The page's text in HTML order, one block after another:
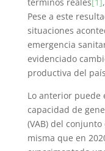
Pese a este
situaciones
emergencia
evidenciado
productiva del
Lo anterior puede
capacidad de
(VAB) del
misma que en